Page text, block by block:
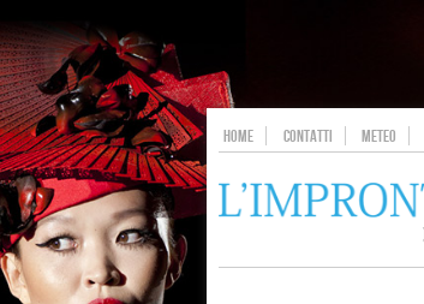
HOME CONTATTI METEO